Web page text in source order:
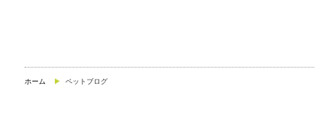
ホーム ペットブログ